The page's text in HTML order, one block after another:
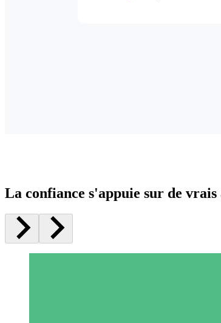
La confiance s'appuie sur de vrais